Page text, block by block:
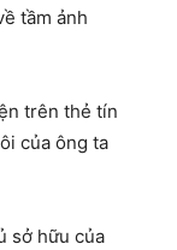
tầm ảnh
trên thẻ tín
của ông ta
sở hữu của